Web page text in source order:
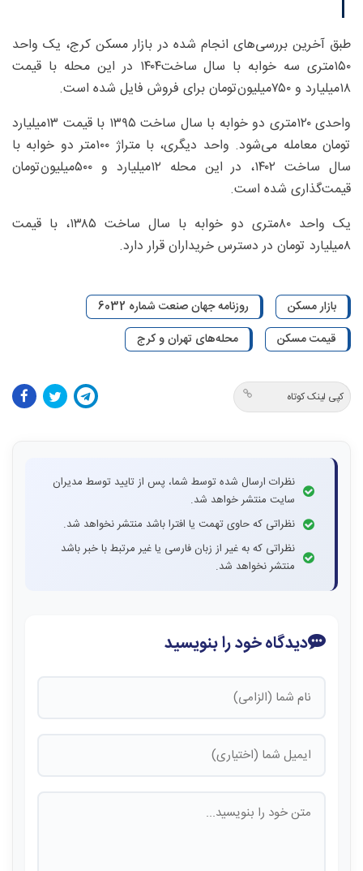
طبق آخرین بررسی‌های انجام شده در بازار مسکن کرج، یک واحد
۱۵۰‌متری سه خوابه با سال ساخت‌۱۴۰۴ در این محله با قیمت
۱۸‌میلیارد و ۷۵۰‌میلیون‌تومان برای فروش فایل شده است.
واحدی ۱۲۰‌متری دو خوابه با سال ساخت ۱۳۹۵ با قیمت ۱۳‌میلیارد
تومان معامله می‌شود. واحد دیگری، با متراژ ۱۰۰‌متر دو خوابه با
سال ساخت ۱۴۰۲، در این محله ۱۲‌میلیارد و ۵۰۰‌میلیون‌تومان
قیمت‌گذاری شده است.
یک واحد ۸۰‌متری دو خوابه با سال ساخت ۱۳۸۵، با قیمت
۸‌میلیارد تومان در دسترس خریداران قرار دارد.
بازار مسکن
روزنامه جهان صنعت شماره 6032
قیمت مسکن
محله‌های تهران و کرج
کپی لینک کوتاه
نظرات ارسال شده توسط شما، پس از تایید توسط مدیران
سایت منتشر خواهد شد.
نظراتی که حاوی تهمت یا افترا باشد منتشر نخواهد شد.
نظراتی که به غیر از زبان فارسی یا غیر مرتبط با خبر باشد
منتشر نخواهد شد.
دیدگاه خود را بنویسید